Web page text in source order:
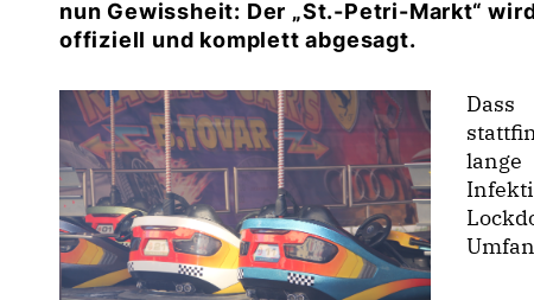
nun Gewissheit: Der „St.-Petri-Markt“
offiziell und komplett abgesagt.